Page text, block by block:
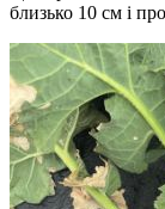
близько 10 см і